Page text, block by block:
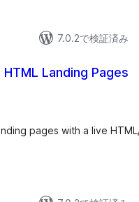
7.0.2で検証済み
Landing Pages
pages with a live